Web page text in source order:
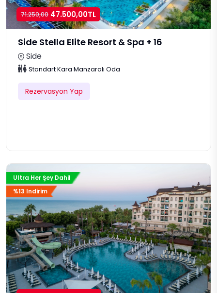
71.250,00 47.500,00TL
Side Stella Elite Resort & Spa + 16
Side
Standart Kara Manzaralı Oda
Rezervasyon Yap
Ultra Her Şey Dahil
%13 Indirim